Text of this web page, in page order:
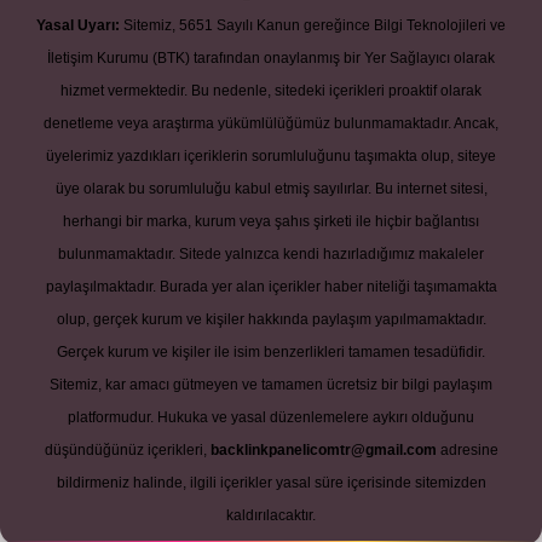
Yasal Uyarı: Sitemiz, 5651 Sayılı Kanun gereğince Bilgi Teknolojileri ve
İletişim Kurumu (BTK) tarafından onaylanmış bir Yer Sağlayıcı olarak
hizmet vermektedir. Bu nedenle, sitedeki içerikleri proaktif olarak
denetleme veya araştırma yükümlülüğümüz bulunmamaktadır. Ancak,
üyelerimiz yazdıkları içeriklerin sorumluluğunu taşımakta olup, siteye
üye olarak bu sorumluluğu kabul etmiş sayılırlar. Bu internet sitesi,
herhangi bir marka, kurum veya şahıs şirketi ile hiçbir bağlantısı
bulunmamaktadır. Sitede yalnızca kendi hazırladığımız makaleler
paylaşılmaktadır. Burada yer alan içerikler haber niteliği taşımamakta
olup, gerçek kurum ve kişiler hakkında paylaşım yapılmamaktadır.
Gerçek kurum ve kişiler ile isim benzerlikleri tamamen tesadüfidir.
Sitemiz, kar amacı gütmeyen ve tamamen ücretsiz bir bilgi paylaşım
platformudur. Hukuka ve yasal düzenlemelere aykırı olduğunu
düşündüğünüz içerikleri, backlinkpanelicomtr@gmail.com adresine
bildirmeniz halinde, ilgili içerikler yasal süre içerisinde sitemizden
kaldırılacaktır.